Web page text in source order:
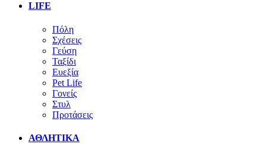
LIFE
Πόλη
Σχέσεις
Γεύση
Ταξίδι
Ευεξία
Pet Life
Γονείς
Στυλ
Προτάσεις
ΑΘΛΗΤΙΚΑ